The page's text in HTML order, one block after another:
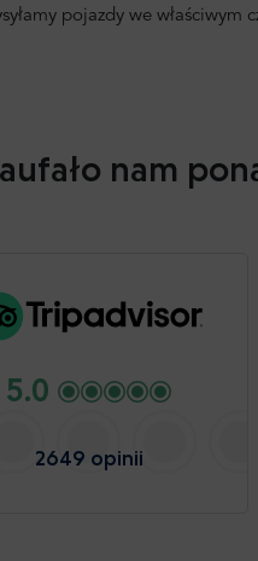
pojazdy we właściwym
nam
5.0
2649 opinii